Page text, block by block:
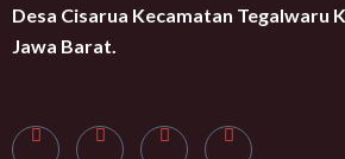
Desa Cisarua Kecamatan Tegalwaru
Jawa Barat.